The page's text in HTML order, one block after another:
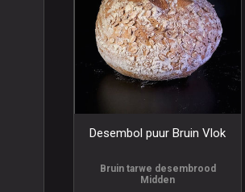
Desembol puur Bruin Vlok
Bruin tarwe desembrood
Midden